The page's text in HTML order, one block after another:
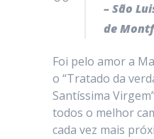
– São
de
Foi pelo amor a
o “Tratado da
Santíssima
todos o melhor
cada vez mais